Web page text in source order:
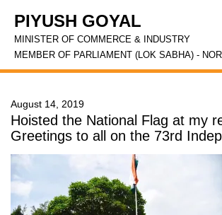
PIYUSH GOYAL
MINISTER OF COMMERCE & INDUSTRY
MEMBER OF PARLIAMENT (LOK SABHA) -
August 14, 2019
Hoisted the National Flag at my
Greetings to all on the 73rd